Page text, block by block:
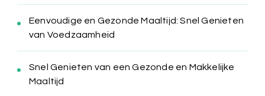
Eenvoudige en Gezonde Maaltijd: Snel Genieten
van Voedzaamheid
Snel Genieten van een Gezonde en Makkelijke
Maaltijd